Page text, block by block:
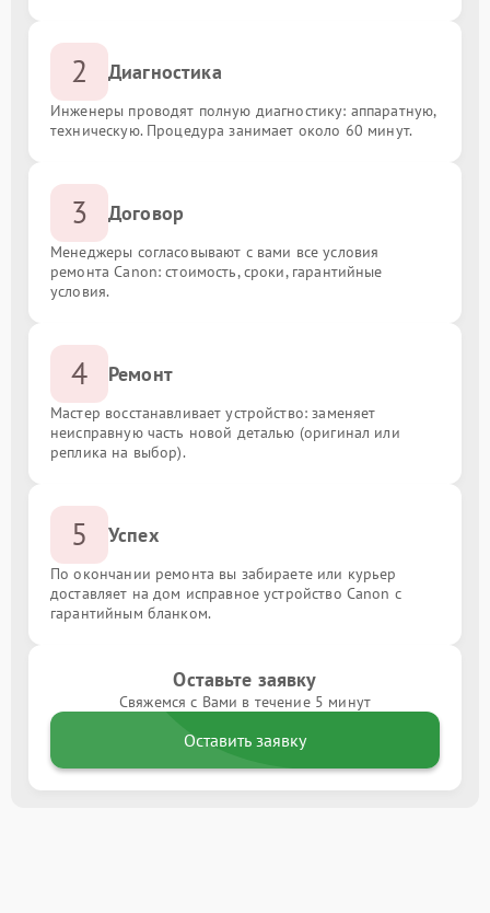
2 Диагностика
Инженеры проводят полную диагностику: аппаратную,
техническую. Процедура занимает около 60 минут.
3 Договор
Менеджеры согласовывают с вами все условия
ремонта Canon: стоимость, сроки, гарантийные
условия.
4 Ремонт
Мастер восстанавливает устройство: заменяет
неисправную часть новой деталью (оригинал или
реплика на выбор).
5 Успех
По окончании ремонта вы забираете или курьер
доставляет на дом исправное устройство Canon с
гарантийным бланком.
Оставьте заявку
Свяжемся с Вами в течение 5 минут
Оставить заявку